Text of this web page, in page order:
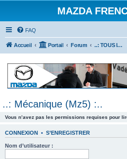
MAZDA
FAQ
Accueil Portail Forum ..: TOUS les Véhicules MAZDA :..
..: Mécanique (Mz5) :..
Vous n’avez pas les permissions requises pour
CONNEXION • S’ENREGISTRER
Nom d’utilisateur :